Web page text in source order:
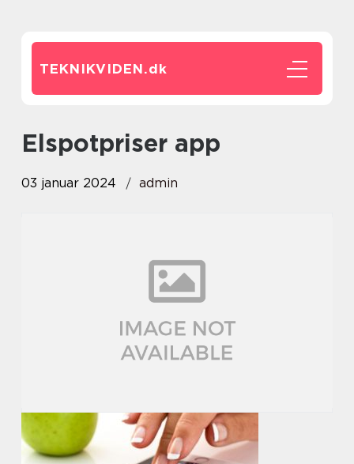
TEKNIKVIDEN.dk
elspotpriser app
03 januar 2024 admin